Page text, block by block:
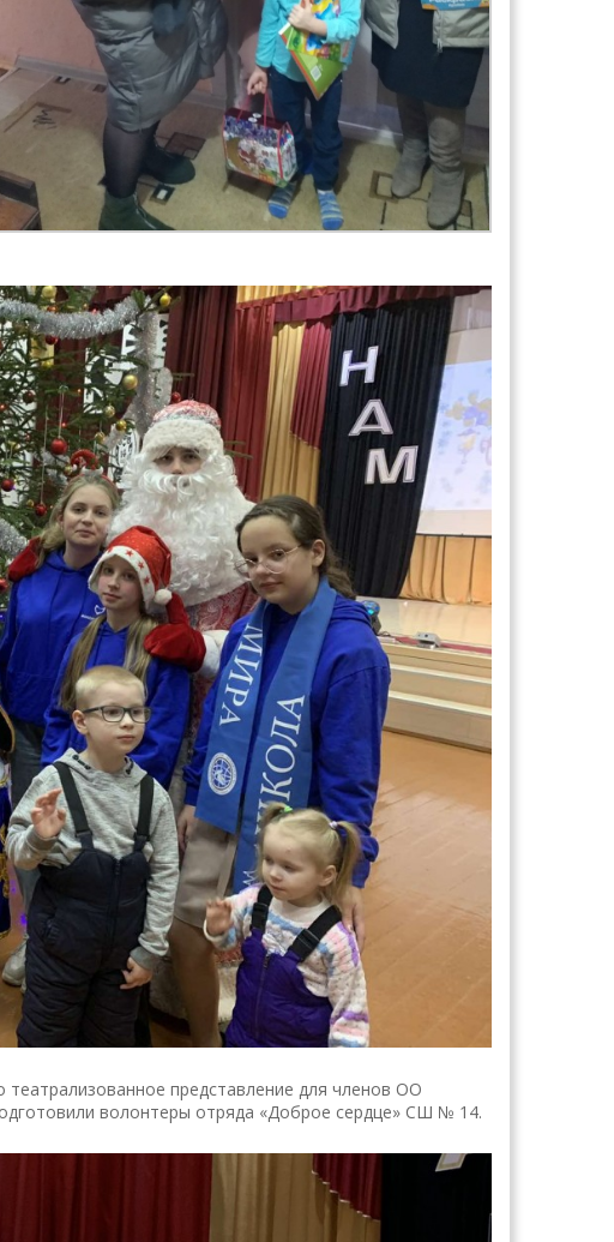
представление для членов ОО
волонтеры отряда «Доброе сердце» СШ № 14.